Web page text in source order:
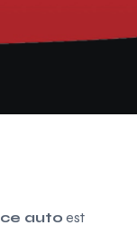
auto est